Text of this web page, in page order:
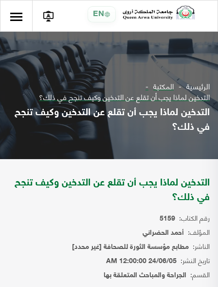
EN
الرئيسية المكتبة
التدخين لماذا يجب أن تقلع عن التدخين وكيف تنجح في ذلك؟
التدخين لماذا يجب أن تقلع عن التدخين وكيف تنجح
في ذلك؟
التدخين لماذا يجب أن تقلع عن التدخين وكيف تنجح
في ذلك؟
رقم الكتاب: 5159
المؤلف: أحمد الحضراني
الناشر: مطابع مؤسسة الثورة للصحافة [غير محدد]
تاريخ النشر: 24/06/05 12:00:00 AM
القسم: الجراحة والمباحث المتعلقة بها